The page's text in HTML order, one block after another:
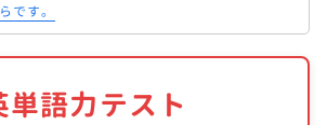
です。
単語力テスト